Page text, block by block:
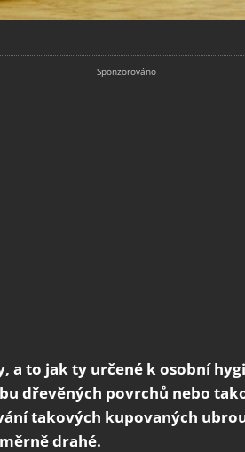
a to jak ty určené k osobní
dřevěných povrchů nebo
takových kupovaných
drahé.